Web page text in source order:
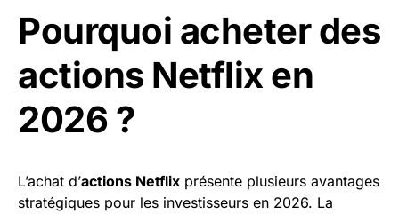
Pourquoi acheter des
actions Netflix en
2026 ?
L’achat d’actions Netflix présente plusieurs avantages
stratégiques pour les investisseurs en 2026. La